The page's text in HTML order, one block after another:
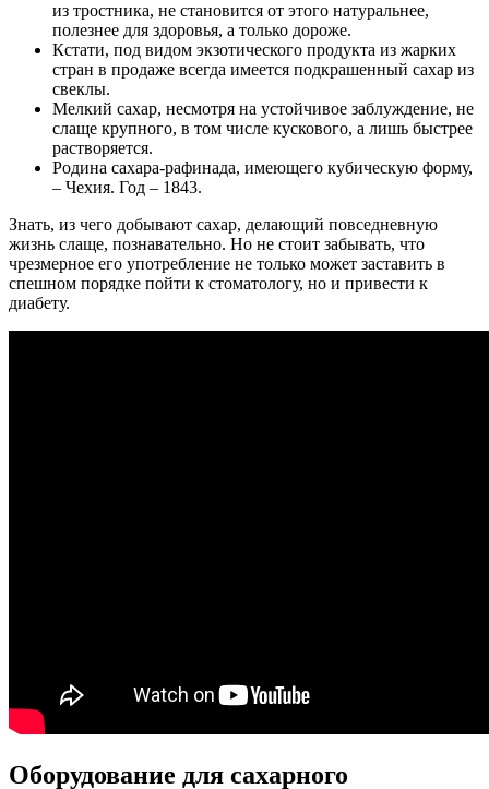
из тростника, не становится от этого натуральнее,
полезнее для здоровья, а только дороже.
Кстати, под видом экзотического продукта из жарких
стран в продаже всегда имеется подкрашенный сахар из
свеклы.
Мелкий сахар, несмотря на устойчивое заблуждение, не
слаще крупного, в том числе кускового, а лишь быстрее
растворяется.
Родина сахара-рафинада, имеющего кубическую форму,
– Чехия. Год – 1843.
Знать, из чего добывают сахар, делающий повседневную
жизнь слаще, познавательно. Но не стоит забывать, что
чрезмерное его употребление не только может заставить в
спешном порядке пойти к стоматологу, но и привести к
диабету.
Оборудование для сахарного